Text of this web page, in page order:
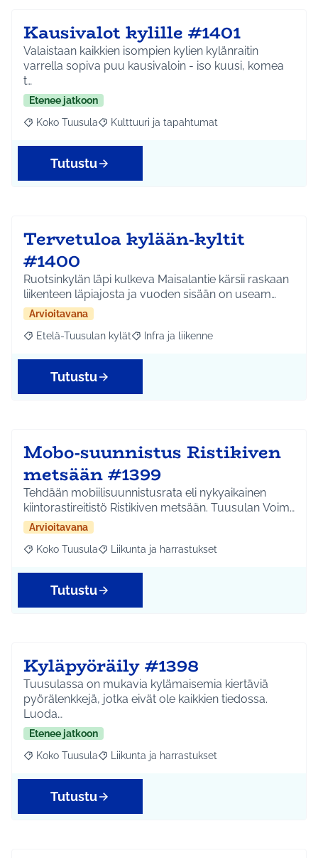
Kausivalot kylille #1401
Valaistaan kaikkien isompien kylien kylänraitin
varrella sopiva puu kausivaloin - iso kuusi, komea
t…
Etenee jatkoon
Rajaa tulokset aihepiirin mukaan: Koko Tuusula
Koko Tuusula Rajaa tulokset teeman mukaan: Kulttuuri ja
Kulttuuri ja tapahtumat
Tutustu
Tervetuloa kylään-kyltit
#1400
Ruotsinkylän läpi kulkeva Maisalantie kärsii raskaan
liikenteen läpiajosta ja vuoden sisään on useam…
Arvioitavana
Rajaa tulokset aihepiirin mukaan: Etelä-Tuusulan kylät
Etelä-Tuusulan kylät Rajaa tulokset teeman mukaan: Infra ja
Infra ja liikenne
Tutustu
Mobo-suunnistus Ristikiven
metsään #1399
Tehdään mobiilisuunnistusrata eli nykyaikainen
kiintorastireitistö Ristikiven metsään. Tuusulan Voim…
Arvioitavana
Rajaa tulokset aihepiirin mukaan: Koko Tuusula
Koko Tuusula Rajaa tulokset teeman mukaan: Liikunta ja
Liikunta ja harrastukset
Tutustu
Kyläpyöräily #1398
Tuusulassa on mukavia kylämaisemia kiertäviä
pyörälenkkejä, jotka eivät ole kaikkien tiedossa.
Luoda…
Etenee jatkoon
Rajaa tulokset aihepiirin mukaan: Koko Tuusula
Koko Tuusula Rajaa tulokset teeman mukaan: Liikunta ja
Liikunta ja harrastukset
Tutustu